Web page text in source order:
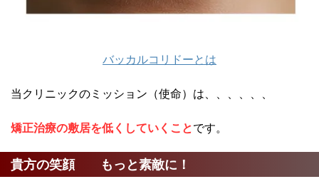
バッカルコリドーとは
当クリニックのミッション（使命）は、、、、、、
矯正治療の敷居を低くしていくことです。
貴方の笑顔 もっと素敵に！